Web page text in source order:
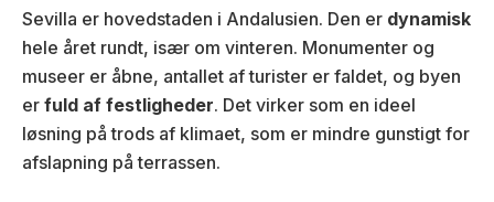
Sevilla er hovedstaden i Andalusien. Den er dynamisk
hele året rundt, især om vinteren. Monumenter og
museer er åbne, antallet af turister er faldet, og byen
er fuld af festligheder. Det virker som en ideel
løsning på trods af klimaet, som er mindre gunstigt for
afslapning på terrassen.